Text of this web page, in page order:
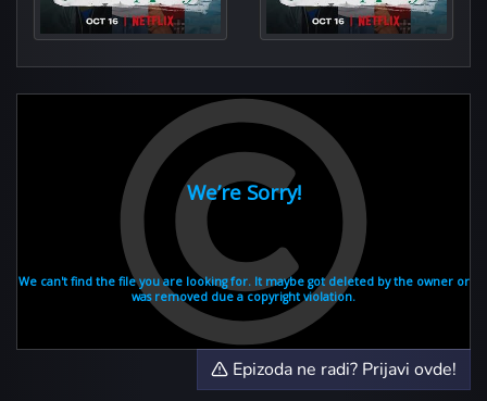
Gra Gra
Epizoda ne radi? Prijavi ovde!